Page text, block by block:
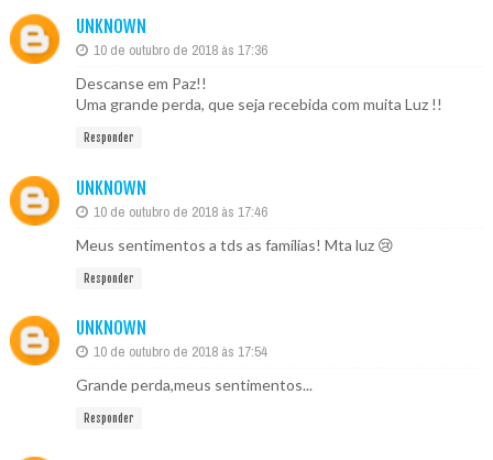
UNKNOWN
10 de outubro de 2018 às 17:36
Descanse em Paz!!
Uma grande perda, que seja recebida com muita Luz !!
Responder
UNKNOWN
10 de outubro de 2018 às 17:46
Meus sentimentos a tds as famílias! Mta luz 😢
Responder
UNKNOWN
10 de outubro de 2018 às 17:54
Grande perda,meus sentimentos...
Responder